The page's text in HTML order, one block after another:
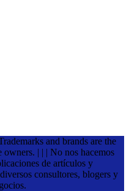
and brands are the
| | | No nos hacemos
de artículos y
consultores, blogers y